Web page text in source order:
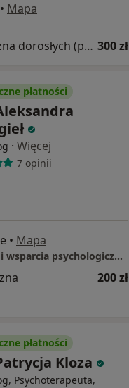
• Mapa
Konsultacja psychiatryczna dorosłych (pierwsza wizyta) 300 zł
płatności
· Więcej
7 opinii
• Mapa
Centrum diagnozy, terapii i wsparcia psychologicznego " GRUPA EMITBERG"
200 zł
płatności
Kloza
Psychoterapeuta,